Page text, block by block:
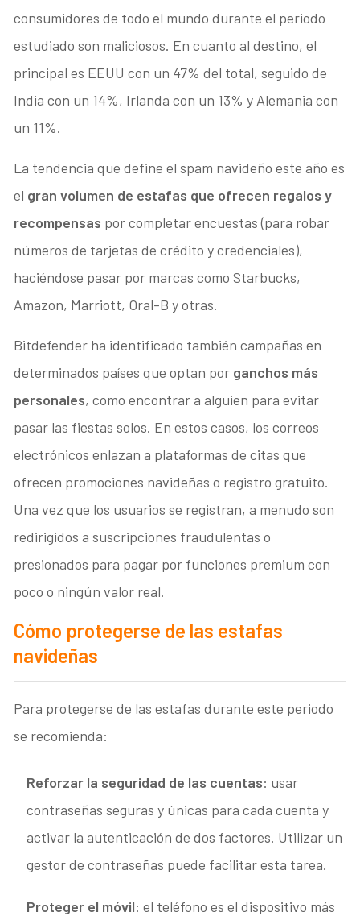
consumidores de todo el mundo durante el periodo
estudiado son maliciosos. En cuanto al destino, el
principal es EEUU con un 47% del total, seguido de
India con un 14%, Irlanda con un 13% y Alemania con
un 11%.
La tendencia que define el spam navideño este año es
el gran volumen de estafas que ofrecen regalos y
recompensas por completar encuestas (para robar
números de tarjetas de crédito y credenciales),
haciéndose pasar por marcas como Starbucks,
Amazon, Marriott, Oral-B y otras.
Bitdefender ha identificado también campañas en
determinados países que optan por ganchos más
personales, como encontrar a alguien para evitar
pasar las fiestas solos. En estos casos, los correos
electrónicos enlazan a plataformas de citas que
ofrecen promociones navideñas o registro gratuito.
Una vez que los usuarios se registran, a menudo son
redirigidos a suscripciones fraudulentas o
presionados para pagar por funciones premium con
poco o ningún valor real.
Cómo protegerse de las estafas
navideñas
Para protegerse de las estafas durante este periodo
se recomienda:
Reforzar la seguridad de las cuentas: usar
contraseñas seguras y únicas para cada cuenta y
activar la autenticación de dos factores. Utilizar un
gestor de contraseñas puede facilitar esta tarea.
Proteger el móvil: el teléfono es el dispositivo más